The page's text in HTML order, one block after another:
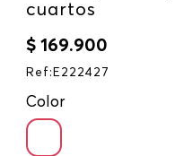
cuartos
$ 169.900
Ref : E222427
Color